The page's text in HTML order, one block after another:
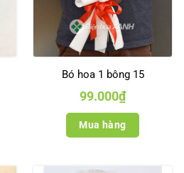
Bó hoa 1 bông 15
99.000₫
Mua hàng